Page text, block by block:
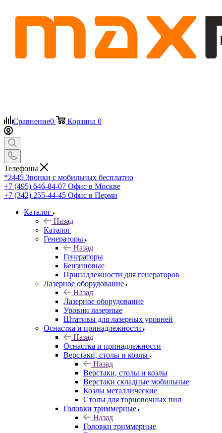
Сравнение0 Корзина 0
Телефоны
*2445 Звонки с мобильных бесплатно
+7 (495) 646-84-07 Офис в Москве
+7 (342) 255-44-45 Офис в Перми
Каталог
Назад
Каталог
Генераторы
Назад
Генераторы
Бензиновые
Принадлежности для генераторов
Лазерное оборудование
Назад
Лазерное оборудование
Уровни лазерные
Штативы для лазерных уровней
Оснастка и принадлежности
Назад
Оснастка и принадлежности
Верстаки, столы и козлы
Назад
Верстаки, столы и козлы
Верстаки складные мобильные
Козлы металлические
Столы для торцовочных пил
Головки триммерные
Назад
Головки триммерные